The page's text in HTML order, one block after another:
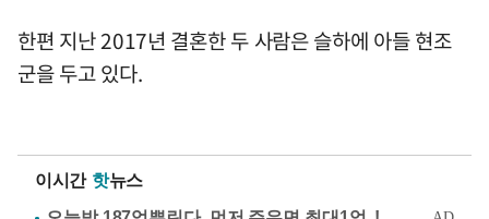
한편 지난 2017년 결혼한 두 사람은 슬하에 아들 현조
군을 두고 있다.
이시간 핫뉴스